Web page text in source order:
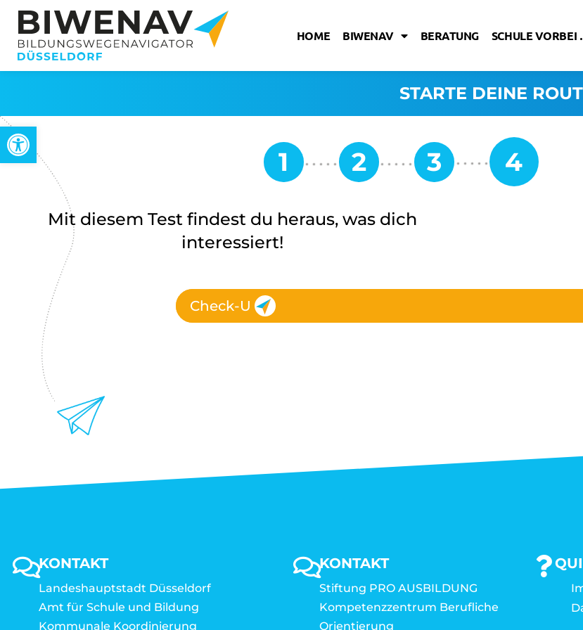
Open toolbar
HOME BIWENAV BERATUNG SCHULE VORBEI
STARTE DEINE
Mit diesem Test findest du heraus, was dich
interessiert!
Check-U
KONTAKT
Landeshauptstadt Düsseldorf
Amt für Schule und Bildung
Kommunale Koordinierung
KONTAKT
Stiftung PRO AUSBILDUNG
Kompetenzzentrum Berufliche
Orientierung